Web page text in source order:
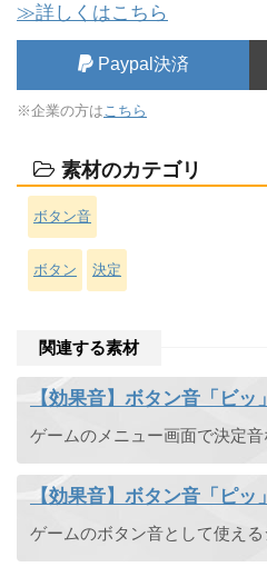
≫詳しくはこちら
Paypal決済
※企業の方は こちら
素材のカテゴリ
ボタン音
ボタン 決定
関連する素材
【効果音】ボタン音「ビッ」
【効果音】ボタン音「ピッ」